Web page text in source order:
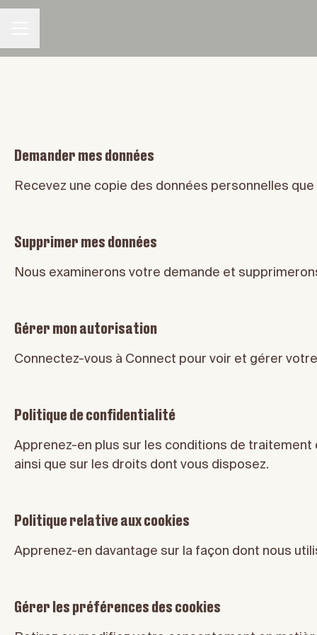
Demander mes données
Recevez une copie des données personnelles
Supprimer mes données
Nous examinerons votre demande et
Gérer mon autorisation
Connectez-vous à Connect pour voir et gérer
Politique de confidentialité
Apprenez-en plus sur les conditions de
ainsi que sur les droits dont vous disposez.
Politique relative aux cookies
Apprenez-en davantage sur la façon dont nous
Gérer les préférences des cookies